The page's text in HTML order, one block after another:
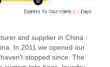
and supplier in China -
In 2011 we opened our
stopped since. The